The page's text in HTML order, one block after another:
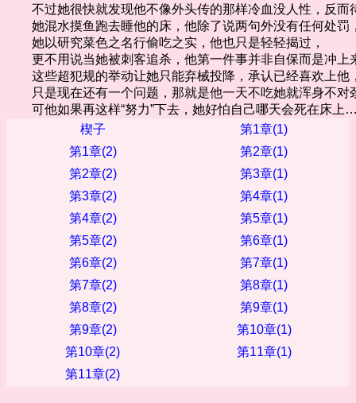
不过她很快就发现他不像外头传的那样冷血没人性，反而
她混水摸鱼跑去睡他的床，他除了说两句外没有任何处罚
她以研究菜色之名行偷吃之实，他也只是轻轻揭过，
更不用说当她被刺客追杀，他第一件事并非自保而是冲上
这些超犯规的举动让她只能弃械投降，承认已经喜欢上他
只是现在还有一个问题，那就是他一天不吃她就浑身不对
可他如果再这样“努力”下去，她好怕自己哪天会死在床
楔子
第1章(1)
第1章(2)
第2章(1)
第2章(2)
第3章(1)
第3章(2)
第4章(1)
第4章(2)
第5章(1)
第5章(2)
第6章(1)
第6章(2)
第7章(1)
第7章(2)
第8章(1)
第8章(2)
第9章(1)
第9章(2)
第10章(1)
第10章(2)
第11章(1)
第11章(2)